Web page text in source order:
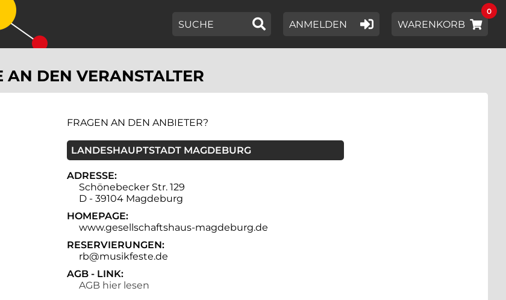
GEBEN SIE HIER EIN SUCHWORT EIN,
ANMELDEN WARENKORB
0
AN DEN VERANSTALTER
FRAGEN AN DEN ANBIETER?
LANDESHAUPTSTADT MAGDEBURG
ADRESSE:
Schönebecker Str. 129
D - 39104 Magdeburg
HOMEPAGE:
www.gesellschaftshaus-magdeburg.de
RESERVIERUNGEN:
rb@musikfeste.de
AGB - LINK:
AGB hier lesen